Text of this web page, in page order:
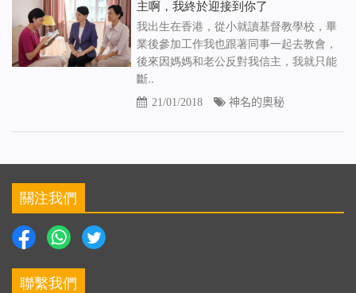
主啊，我終於迎接到你了
我出生在香港，從小就讀基督教學校，畢
業後參加工作我也跟著同事一起去教會，
後來因媽媽和老公反對我信主，我就只能
斷..
21/01/2018 神名的奧秘
關注我們
聯繫我們